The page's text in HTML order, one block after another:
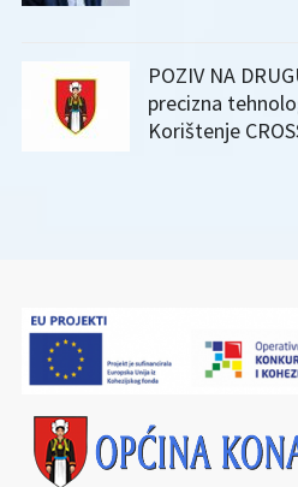
POZIV NA
precizna
Korištenje